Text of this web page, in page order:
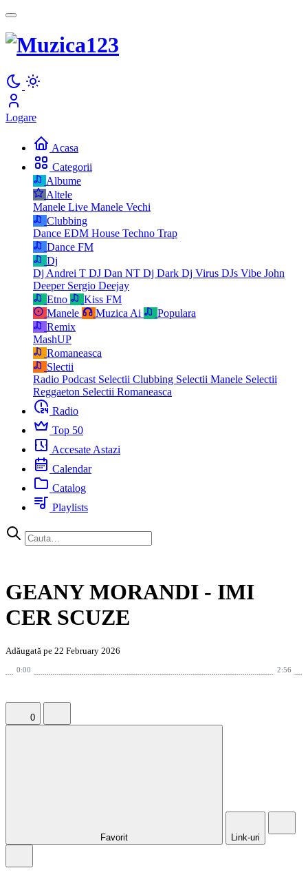
Logare
Acasa
Categorii
Albume
Altele
Manele Live Manele Vechi
Clubbing
Dance EDM House Techno Trap
Dance FM
Dj
Dj Andrei T DJ Dan NT Dj Dark Dj Virus DJs Vibe John
Deeper Sergio Deejay
Etno
Kiss FM
Manele
Muzica Ai
Populara
Remix
MashUP
Romaneasca
Slectii
Radio Podcast Selectii Clubbing Selectii Manele Selectii
Reggaeton Selectii Romaneasca
Radio
Top 50
Accesate Astazi
Calendar
Catalog
Playlists
GEANY MORANDI - IMI
CER SCUZE
Adăugată pe 22 February 2026
0:00 2:56
0
Favorit Link-uri